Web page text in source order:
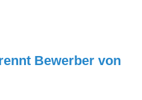
Bewerber von